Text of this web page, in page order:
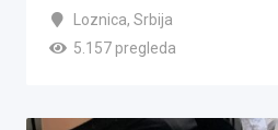
Loznica, Srbija
5.157 pregleda